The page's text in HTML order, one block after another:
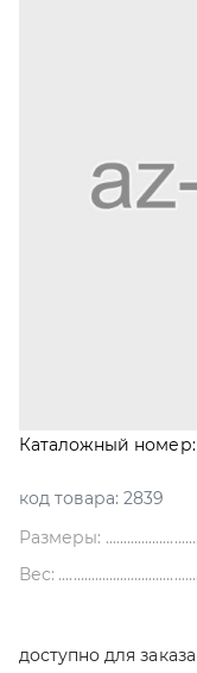
Каталожный номер:
код товара: 2839
Размеры:
Вес:
доступно для заказа